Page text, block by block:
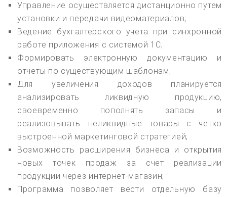
Управление осуществляется дистанционно путем
установки и передачи видеоматериалов;
Ведение бухгалтерского учета при синхронной
работе приложения с системой 1С;
Формировать электронную документацию и
отчеты по существующим шаблонам;
Для увеличения доходов планируется
анализировать ликвидную продукцию,
своевременно пополнять запасы и
реализовывать неликвидные товары с четко
выстроенной маркетинговой стратегией;
Возможность расширения бизнеса и открытия
новых точек продаж за счет реализации
продукции через интернет-магазин;
Программа позволяет вести отдельную базу